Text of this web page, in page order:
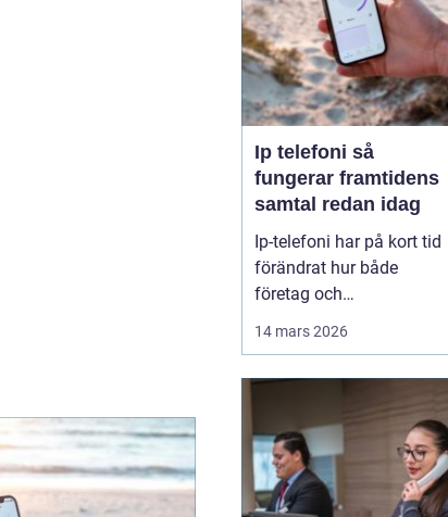
som gör det lättare fö...
Ip telefoni så
fungerar framtidens
samtal redan idag
Ip-telefoni har på kort tid
förändrat hur både
företag och
går samtalen via
internet. Kostnaderna
sjunker, flexibiliteten
ökar och möjligheterna
14 mars 2026